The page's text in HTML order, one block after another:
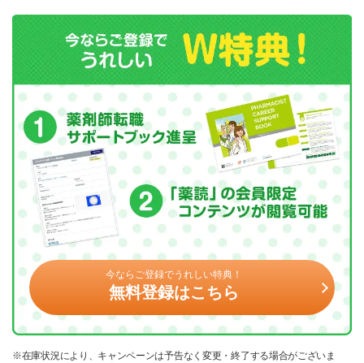
今ならご登録でうれしい特典！
無料登録はこちら
※在庫状況により、キャンペーンは予告なく変更・終了する場合がございま